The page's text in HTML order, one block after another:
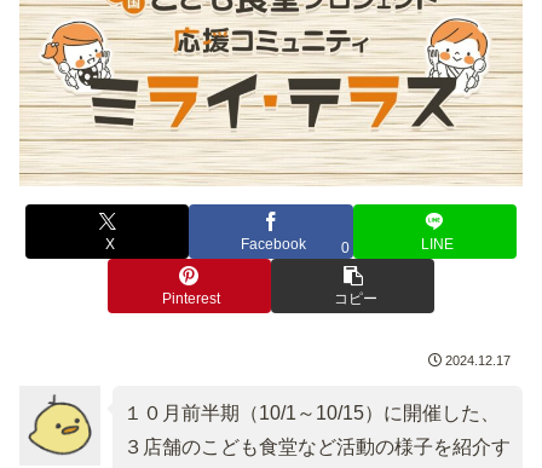
X Facebook 0 LINE
Pinterest コピー
2024.12.17
１０月前半期（10/1～10/15）に開催した、
３店舗のこども食堂など活動の様子を紹介す